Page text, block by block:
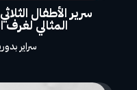
سرير الأطفال
المثالي لغرف
سراير